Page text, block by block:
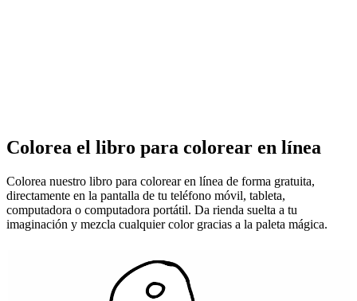
Colorea el libro para colorear en línea
Colorea nuestro libro para colorear en línea de forma gratuita,
directamente en la pantalla de tu teléfono móvil, tableta,
computadora o computadora portátil. Da rienda suelta a tu
imaginación y mezcla cualquier color gracias a la paleta mágica.